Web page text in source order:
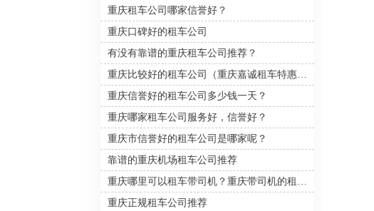
重庆租车公司哪家信誉好？
重庆口碑好的租车公司
有没有靠谱的重庆租车公司推荐？
重庆比较好的租车公司（重庆嘉诚租车特惠中）
重庆信誉好的租车公司多少钱一天？
重庆哪家租车公司服务好，信誉好？
重庆市信誉好的租车公司是哪家呢？
靠谱的重庆机场租车公司推荐
重庆哪里可以租车带司机？重庆带司机的租车公司推荐
重庆正规租车公司推荐